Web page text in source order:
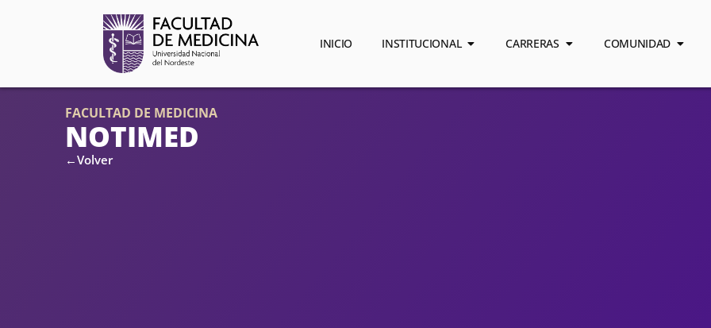
INICIO INSTITUCIONAL CARRERAS COMUNIDAD
FACULTAD DE MEDICINA
NOTIMED
←Volver